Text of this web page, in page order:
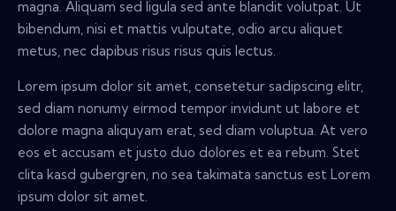
magna. Aliquam sed ligula sed ante blandit volutpat. Ut
bibendum, nisi et mattis vulputate, odio arcu aliquet
metus, nec dapibus risus risus quis lectus.
Lorem ipsum dolor sit amet, consetetur sadipscing elitr,
sed diam nonumy eirmod tempor invidunt ut labore et
dolore magna aliquyam erat, sed diam voluptua. At vero
eos et accusam et justo duo dolores et ea rebum. Stet
clita kasd gubergren, no sea takimata sanctus est Lorem
ipsum dolor sit amet.